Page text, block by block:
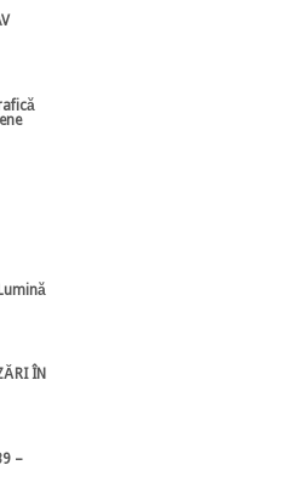
ÎN
–